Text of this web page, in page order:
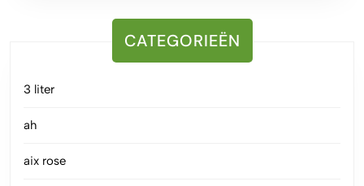
CATEGORIEËN
3 liter
ah
aix rose